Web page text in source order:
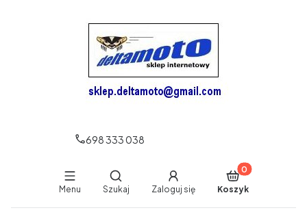
698 333 038
Menu
Otwórz wyszukiwarkę
Szukaj Zaloguj się
Produkty w
Koszyk